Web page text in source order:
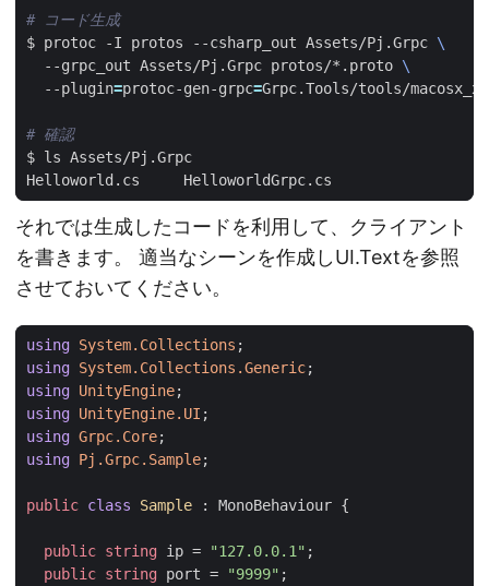
# コード生成
$ protoc -I protos --csharp_out Assets/Pj.Grpc
  --grpc_out Assets/Pj.Grpc protos/*.proto
  --plugin
=protoc-gen-grpc=
# 確認
それでは生成したコードを利用して、クライアント
を書きます。 適当なシーンを作成しUI.Textを参照
させておいてください。
using System.Collections ;
using System.Collections.Generic;
using UnityEngine;
using UnityEngine.UI ;
using Grpc.Core;
using Pj.Grpc.Sample;
public class Sample : MonoBehaviour {
public string ip = "127.0.0.1" ;
public string port = "9999" ;